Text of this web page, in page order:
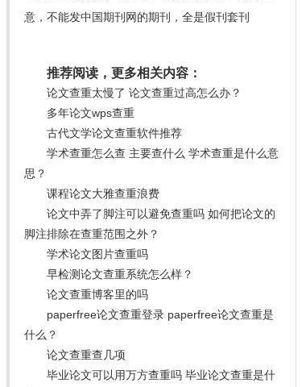
意，不能发中国期刊网的期刊，全是假刊套刊
推荐阅读，更多相关内容：
论文查重太慢了 论文查重过高怎么办？
多年论文wps查重
古代文学论文查重软件推荐
学术查重怎么查 主要查什么 学术查重是什么意
思？
课程论文大雅查重浪费
论文中弄了脚注可以避免查重吗 如何把论文的
脚注排除在查重范围之外？
学术论文图片查重吗
早检测论文查重系统怎么样？
论文查重博客里的吗
paperfree论文查重登录 paperfree论文查重是
什么？
论文查重查几项
毕业论文可以用万方查重吗 毕业论文查重是什